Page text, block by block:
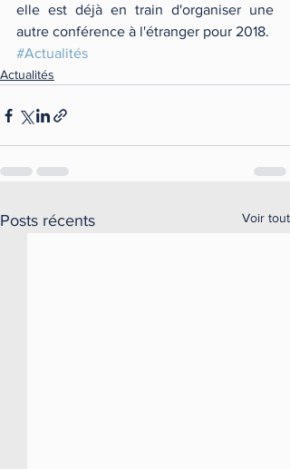
elle est déjà en train d'organiser une
autre conférence à l'étranger pour 2018.
#Actualités
Actualités
Posts récents Voir tout